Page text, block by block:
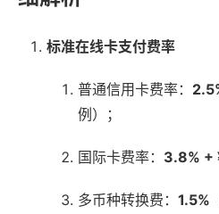
标准在线卡支付费率
普通信用卡费率：
例）；
国际卡费率： 3.8% +
多币种转换费： 1.5%